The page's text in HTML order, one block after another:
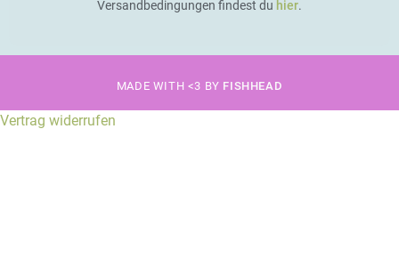
Versandbedingungen findest du hier.
MADE WITH <3 BY FISHHEAD
Vertrag widerrufen